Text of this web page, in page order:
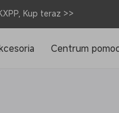
Kup teraz >>
Centrum